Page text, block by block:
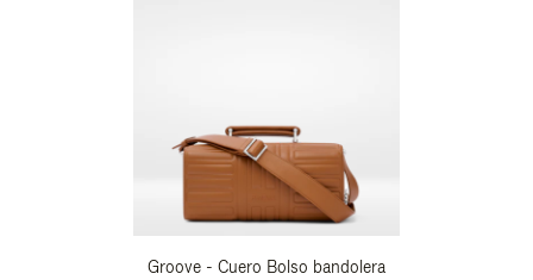
Groove - Cuero Bolso bandolera